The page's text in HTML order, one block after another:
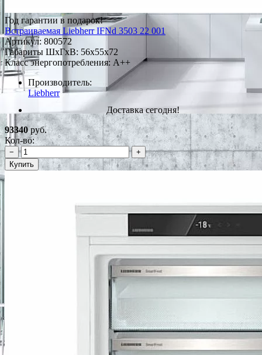
Год гарантии в подарок!
Встраиваемая Liebherr IFNd 3503 22 001
Артикул:800572
Габариты ШxГxВ: 56x55x72
Класс энергопотребления: A++
Производитель:
Liebherr
Доставка сегодня!
93340руб.
Кол-во:
−
+
Купить